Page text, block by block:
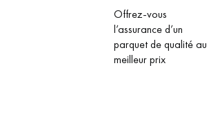
Offrez-vous
l’assurance d’un
parquet de qualité au
meilleur prix